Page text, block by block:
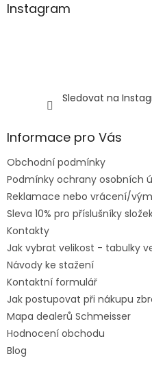
Instagram
Sledovat na
Informace pro Vás
Obchodní podmínky
Podmínky ochrany osobních
Reklamace nebo vrácení/
Sleva 10% pro příslušníky
Kontakty
Jak vybrat velikost - tabulky
Návody ke stažení
Kontaktní formulář
Jak postupovat při nákupu
Mapa dealerů Schmeisser
Hodnocení obchodu
Blog